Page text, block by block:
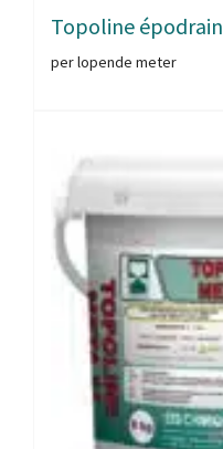
Topoline épodrain
per lopende meter